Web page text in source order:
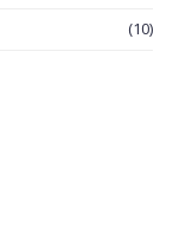
(10)